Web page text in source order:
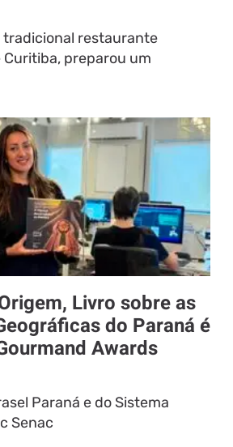
tradicional restaurante
preparou um
Livro sobre as
do Paraná é
Awards
Paraná e do Sistema
Senac